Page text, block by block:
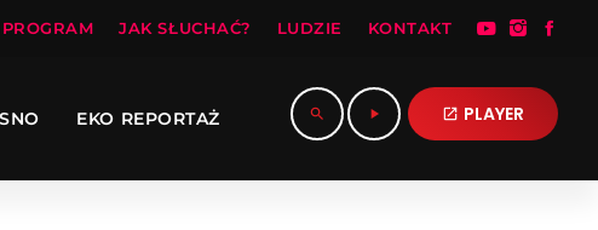
PROGRAM JAK SŁUCHAĆ? LUDZIE KONTAKT
EKO REPORTAŻ search play_arrow open_in_new PLAYER